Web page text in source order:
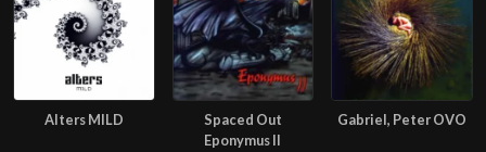
Alters MILD
Spaced Out
Eponymus II
Gabriel, Peter OVO